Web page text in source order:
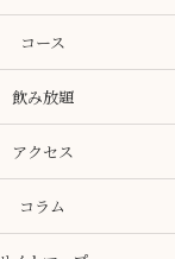
コース
飲み放題
アクセス
コラム